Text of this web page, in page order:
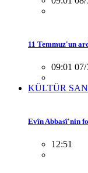
11 Temmuz'un
09:01 07/
KÜLTÜR
Evîn Abbasî'nin
12:51